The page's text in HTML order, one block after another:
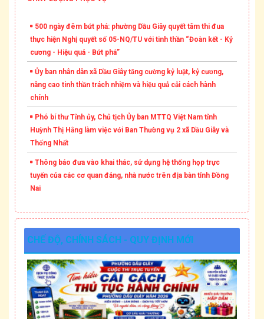
500 ngày đêm bứt phá: phường Dầu Giây quyết tâm thi đua
thực hiện Nghị quyết số 05-NQ/TU với tinh thần “Đoàn kết - Kỷ
cương - Hiệu quả - Bứt phá”
Ủy ban nhân dân xã Dầu Giây tăng cường kỷ luật, kỷ cương,
nâng cao tinh thần trách nhiệm và hiệu quả cải cách hành
chính
Phó bí thư Tỉnh ủy, Chủ tịch Ủy ban MTTQ Việt Nam tỉnh
Huỳnh Thị Hằng làm việc với Ban Thường vụ 2 xã Dầu Giây và
Thống Nhất
Thông báo đưa vào khai thác, sử dụng hệ thống họp trực
tuyến của các cơ quan đảng, nhà nước trên địa bàn tỉnh Đồng
Nai
CHẾ ĐỘ, CHÍNH SÁCH - QUY ĐỊNH MỚI